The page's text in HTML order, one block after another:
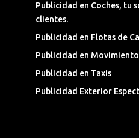
Publicidad en Coches, tu
clientes.
Publicidad en Flotas de
Publicidad en Movimiento
Publicidad en Taxis
Publicidad Exterior